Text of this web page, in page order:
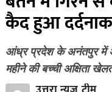
कैद हुआ
आंध्र प्रदेश के अनंतपुर में
महीने की बच्ची अक्षिता